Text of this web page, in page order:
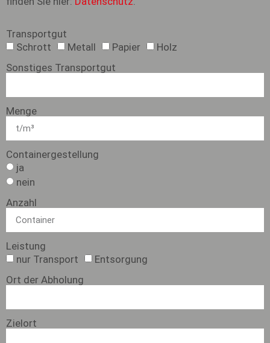
Transportgut
Schrott
Metall Papier
Holz
Sonstiges Transportgut
Menge
Containergestellung
ja
nein
Anzahl
Leistung
nur Transport
Entsorgung
Ort der Abholung
Zielort